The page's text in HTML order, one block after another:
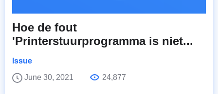
Hoe de fout
'Printerstuurprogramma is niet...
Issue
June 30, 2021
24,877